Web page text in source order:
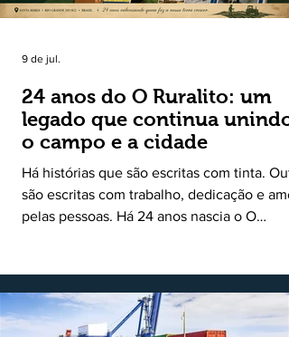
24 anos do O Ruralito: um
legado que continua unindo
o campo e a cidade
Há histórias que são escritas com tinta.
são escritas com trabalho, dedicação e
pelas pessoas. Há 24 anos nascia o O
das comunidades e dar voz às pessoas que
muitas vezes passam despercebidas pelos
9 de jul.